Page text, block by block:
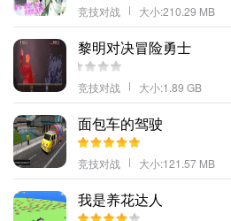
竞技对战 大小:210.29 MB
黎明对决冒险勇士
竞技对战 大小:1.89 GB
面包车的驾驶
竞技对战 大小:121.57 MB
我是养花达人